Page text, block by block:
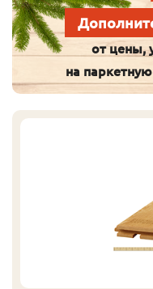
от цены,
на